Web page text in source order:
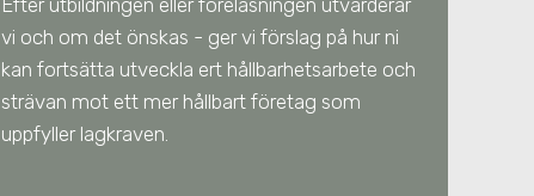
Efter utbildningen eller föreläsningen utvärderar
vi och om det önskas - ger vi förslag på hur ni
kan fortsätta utveckla ert hållbarhetsarbete och
strävan mot ett mer hållbart företag som
uppfyller lagkraven.